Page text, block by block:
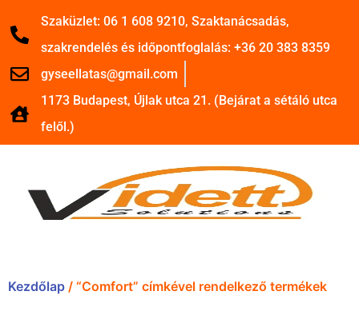
Szaküzlet: 06 1 608 9210, Szaktanácsadás,
szakrendelés és időpontfoglalás: +36 20 383 8359
gyseellatas@gmail.com
1173 Budapest, Újlak utca 21. (Bejárat a sétáló utca
felől.)
Kezdőlap / “Comfort” címkével rendelkező termékek